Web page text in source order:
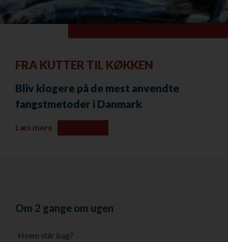
FRA KUTTER TIL KØKKEN
Bliv klogere på de mest anvendte
fangstmetoder i Danmark
Læs mere
Om 2 gange om ugen
Hvem står bag?